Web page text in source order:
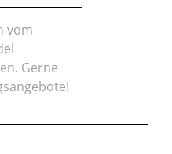
vom
Gerne